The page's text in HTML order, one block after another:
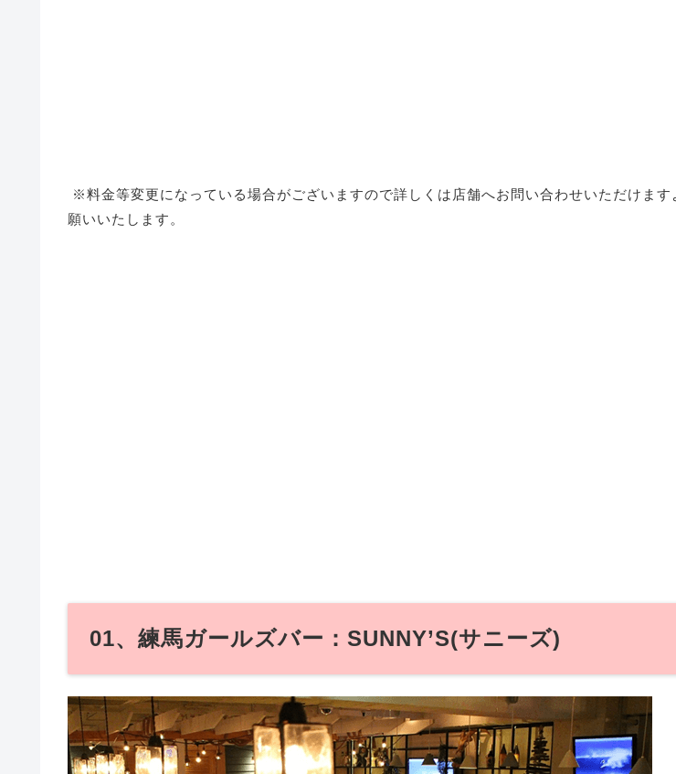
※料金等変更になっている場合がございますので詳しくは店舗へお問い合わせいただけます
願いいたします。
01、練馬ガールズバー：SUNNY’S(サニーズ)